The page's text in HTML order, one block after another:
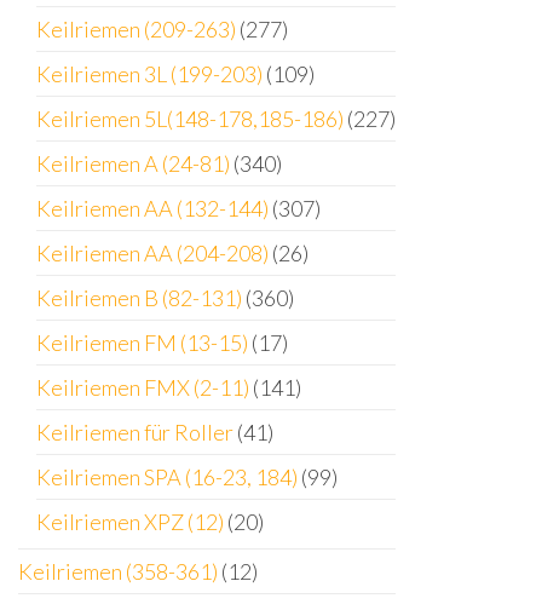
Keilriemen (209-263) (277)
Keilriemen 3L (199-203) (109)
Keilriemen 5L(148-178,185-186) (227)
Keilriemen A (24-81) (340)
Keilriemen AA (132-144) (307)
Keilriemen AA (204-208) (26)
Keilriemen B (82-131) (360)
Keilriemen FM (13-15) (17)
Keilriemen FMX (2-11) (141)
Keilriemen für Roller(41)
Keilriemen SPA (16-23, 184) (99)
Keilriemen XPZ (12) (20)
Keilriemen (358-361) (12)